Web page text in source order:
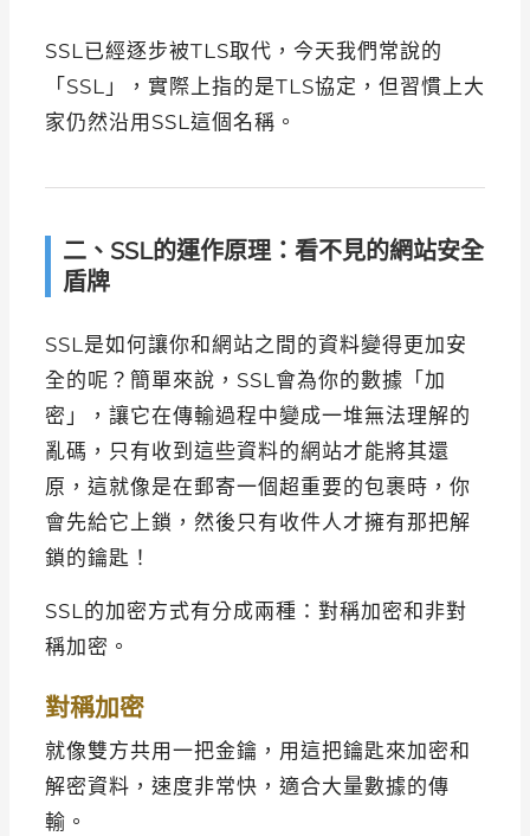
SSL已經逐步被TLS取代，今天我們常說的
「SSL」，實際上指的是TLS協定，但習慣上大
家仍然沿用SSL這個名稱。
二、SSL的運作原理：看不見的網站安全
盾牌
SSL是如何讓你和網站之間的資料變得更加安
全的呢？簡單來說，SSL會為你的數據「加
密」，讓它在傳輸過程中變成一堆無法理解的
亂碼，只有收到這些資料的網站才能將其還
原，這就像是在郵寄一個超重要的包裹時，你
會先給它上鎖，然後只有收件人才擁有那把解
鎖的鑰匙！
SSL的加密方式有分成兩種：對稱加密和非對
稱加密。
對稱加密
就像雙方共用一把金鑰，用這把鑰匙來加密和
解密資料，速度非常快，適合大量數據的傳
輸。